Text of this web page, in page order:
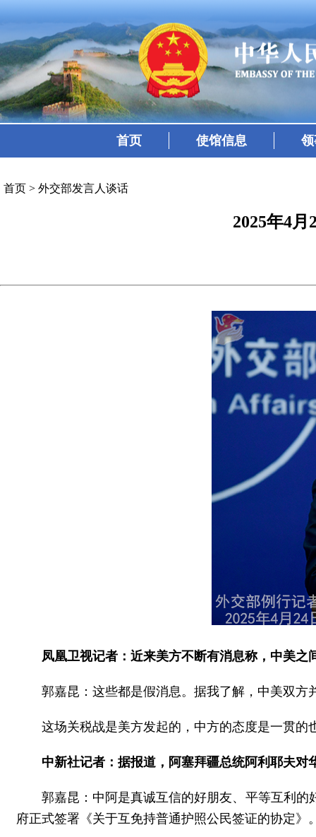
首页 使馆信息
首页 > 外交部发言人谈话
2025年4
凤凰卫视记者：近来美方不断有消息称，中美
郭嘉昆：这些都是假消息。据我了解，中美双
这场关税战是美方发起的，中方的态度是一贯
中新社记者：据报道，阿塞拜疆总统阿利耶夫
郭嘉昆：中阿是真诚互信的好朋友、平等互利
府正式签署《关于互免持普通护照公民签证的协定